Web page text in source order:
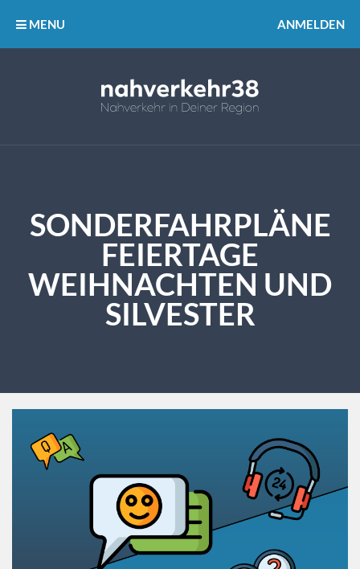
MENU ANMELDEN
SONDERFAHRPLÄNE
FEIERTAGE
WEIHNACHTEN UND
SILVESTER